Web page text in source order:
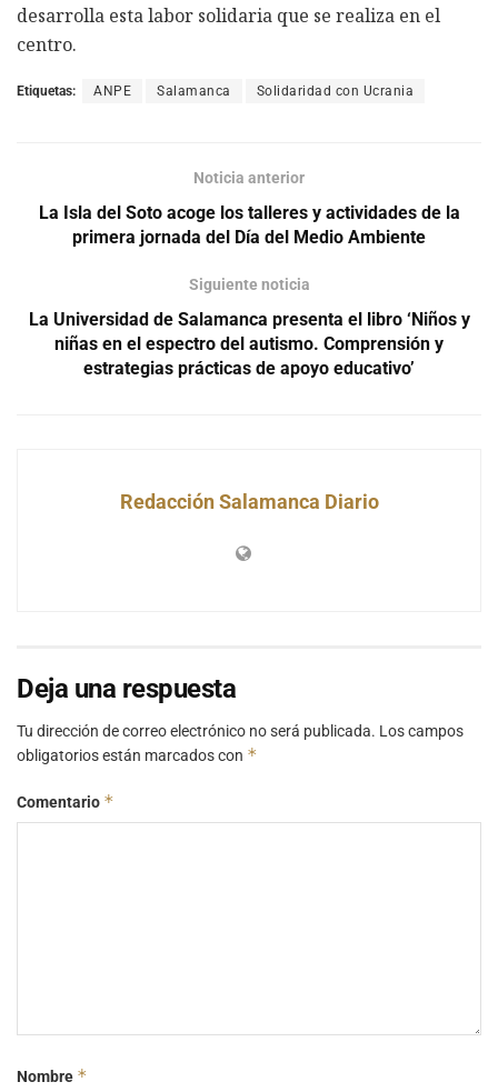
desarrolla esta labor solidaria que se realiza en el
centro.
Etiquetas: ANPE Salamanca Solidaridad con Ucrania
Noticia anterior
La Isla del Soto acoge los talleres y actividades de la
primera jornada del Día del Medio Ambiente
Siguiente noticia
La Universidad de Salamanca presenta el libro ‘Niños y
niñas en el espectro del autismo. Comprensión y
estrategias prácticas de apoyo educativo’
Redacción Salamanca Diario
Deja una respuesta
Tu dirección de correo electrónico no será publicada. Los campos
obligatorios están marcados con *
Comentario *
Nombre *